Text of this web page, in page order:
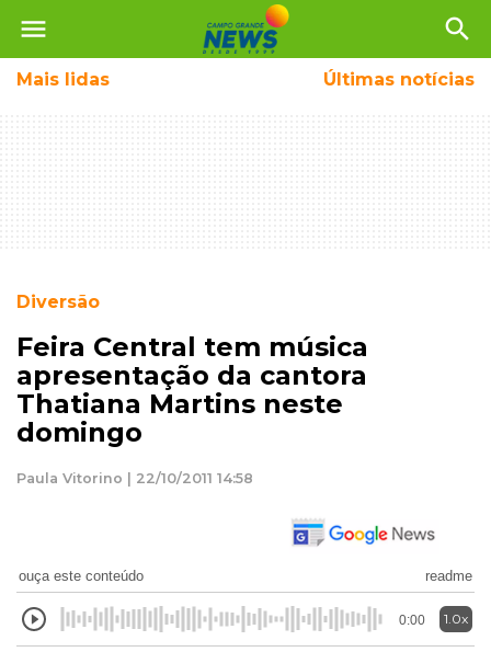
menu search
Mais lidas Últimas notícias
Diversão
Feira Central tem música
apresentação da cantora
Thatiana Martins neste
domingo
Paula Vitorino | 22/10/2011 14:58
ouça este conteúdo readme
0:00 1.0x